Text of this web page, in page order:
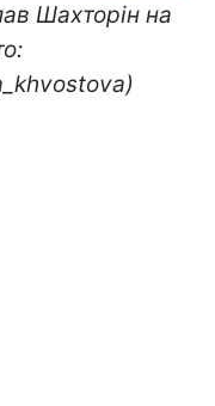
Шахторін на